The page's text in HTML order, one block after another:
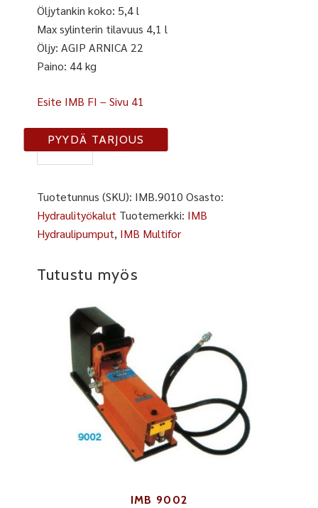
Öljytankin koko: 5,4 l
Max sylinterin tilavuus 4,1 l
Öljy: AGIP ARNICA 22
Paino: 44 kg
Esite IMB FI – Sivu 41
IMB
9010
PYYDÄ TARJOUS
Tuotetunnus (SKU): IMB.9010 Osasto:
Hydraulityökalut Tuotemerkki: IMB
Hydraulipumput, IMB Multifor
Tutustu myös
IMB 9002